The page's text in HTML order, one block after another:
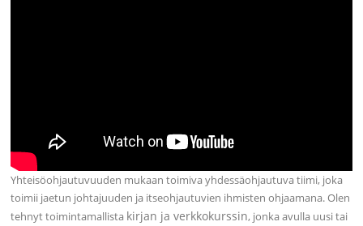
Yhteisöohjautuvuuden mukaan toimiva yhdessäohjautuva tiimi, joka
toimii jaetun johtajuuden ja itseohjautuvien ihmisten ohjaamana. Olen
tehnyt toimintamallista kirjan ja verkkokurssin, jonka avulla uusi tai